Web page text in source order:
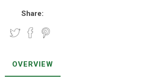
Share:
OVERVIEW